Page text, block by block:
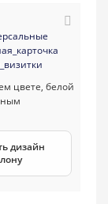
дизайн